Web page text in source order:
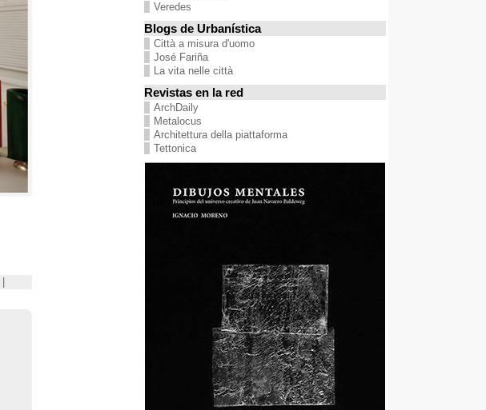
Veredes
Blogs de Urbanística
Città a misura d'uomo
José Fariña
La vita nelle città
Revistas en la red
ArchDaily
Metalocus
Architettura della piattaforma
Tettonica